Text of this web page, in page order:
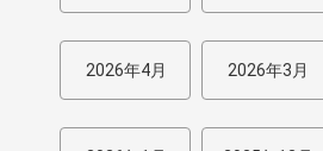
2026年4月 2026年3月